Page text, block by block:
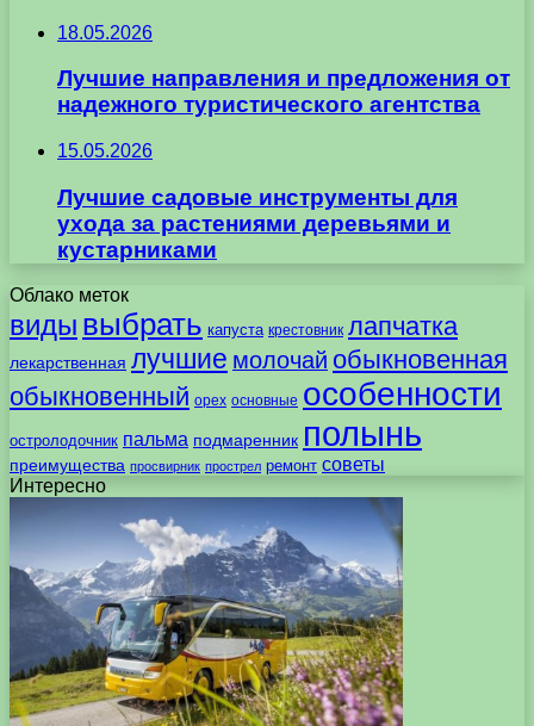
18.05.2026
Лучшие направления и предложения от
надежного туристического агентства
15.05.2026
Лучшие садовые инструменты для
ухода за растениями деревьями и
кустарниками
Облако меток
виды выбрать капуста крестовник лапчатка
лекарственная лучшие молочай обыкновенная
обыкновенный орех основные особенности
остролодочник пальма подмаренник полынь
преимущества просвирник прострел ремонт советы
Интересно